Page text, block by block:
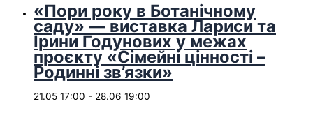
«Пори року в Ботанічному
саду» — виставка Лариси та
Ірини Годунових у межах
проєкту «Сімейні цінності –
Родинні зв’язки»
21.05 17:00 - 28.06 19:00